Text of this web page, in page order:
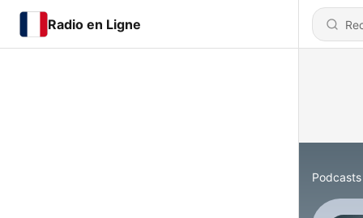
Radio en Ligne
Podcasts